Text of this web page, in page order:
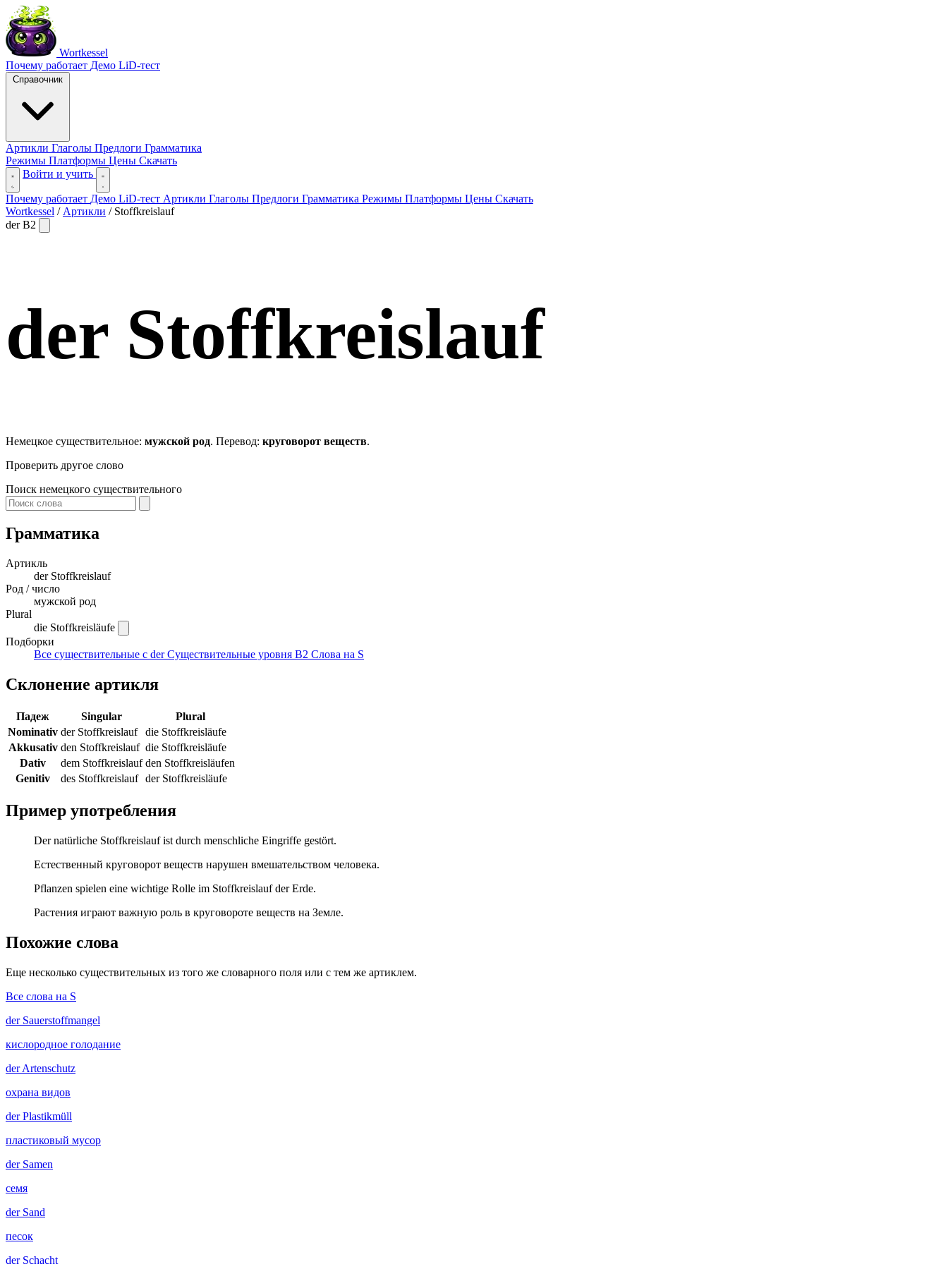
Wortkessel
Почему работает Демо LiD-тест
Справочник
Артикли Глаголы Предлоги Грамматика
Режимы Платформы Цены Скачать
Войти и учить
Почему работает Демо LiD-тест Артикли Глаголы Предлоги Грамматика Режимы Платформы Цены Скачать
Wortkessel / Артикли / Stoffkreislauf
derB2
der Stoffkreislauf
Немецкое существительное: мужской род. Перевод: круговорот веществ.
Проверить другое слово
Поиск немецкого существительного
Грамматика
Артикль
derStoffkreislauf
Род / число
мужской род
Plural
die Stoffkreisläufe
Подборки
Все существительные с derСуществительные уровня B2 Слова на S
Склонение артикля
Падеж Singular
Plural
Nominativ der Stoffkreislauf
die Stoffkreisläufe
Akkusativ den Stoffkreislauf die Stoffkreisläufe
Dativ
dem Stoffkreislauf den Stoffkreisläufen
Genitiv
des Stoffkreislauf der Stoffkreisläufe
Пример употребления
Der natürliche Stoffkreislauf ist durch menschliche Eingriffe gestört.
Естественный круговорот веществ нарушен вмешательством человека.
Pflanzen spielen eine wichtige Rolle im Stoffkreislauf der Erde.
Растения играют важную роль в круговороте веществ на Земле.
Похожие слова
Еще несколько существительных из того же словарного поля или с тем же артиклем.
Все слова на S
derSauerstoffmangel
кислородное голодание
derArtenschutz
охрана видов
derPlastikmüll
пластиковый мусор
derSamen
семя
derSand
песок
derSchacht